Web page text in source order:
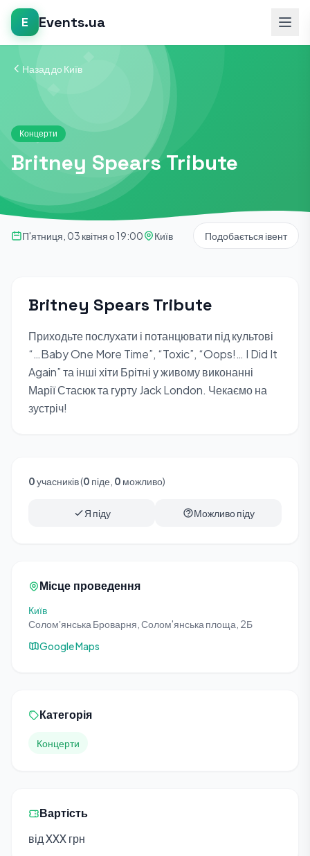
E Events.ua
Назад до Київ
Концерти
Britney Spears Tribute
П'ятниця, 03 квітня о 19:00 Київ Подобається івент
Britney Spears Tribute
Приходьте послухати і потанцювати під культові
“…Baby One More Time”, “Toxic”, “Oops!… I Did It
Again” та інші хіти Брітні у живому виконанні
Марії Стасюк та гурту Jack London. Чекаємо на
зустріч!
0учасників (0 піде, 0 можливо)
Я піду Можливо піду
Місце проведення
Київ
Соломʼянська Броварня, Солом'янська площа, 2Б
Google Maps
Категорія
Концерти
Вартість
від XXX грн